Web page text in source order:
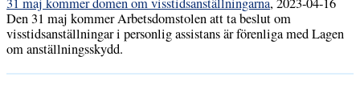
Den 31 maj kommer Arbetsdomstolen att ta beslut om
visstidsanställningar i personlig assistans är förenliga med Lagen
om anställningsskydd.